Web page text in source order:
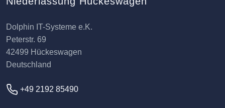
Dolphin IT-Systeme e.K.
Peterstr. 69
42499 Hückeswagen
Deutschland
+49 2192 85490